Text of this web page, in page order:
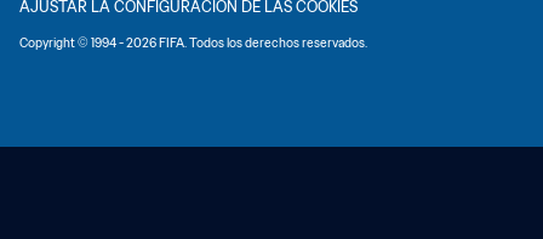
AJUSTAR LA CONFIGURACIÓN DE LAS COOKIES
Copyright © 1994 - 2026 FIFA. Todos los derechos reservados.